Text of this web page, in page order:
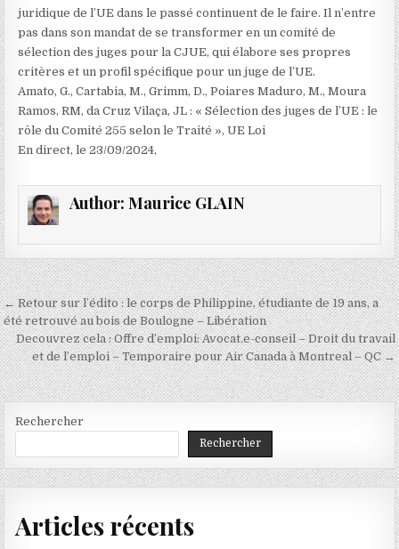
juridique de l’UE dans le passé continuent de le faire. Il n’entre
pas dans son mandat de se transformer en un comité de
sélection des juges pour la CJUE, qui élabore ses propres
critères et un profil spécifique pour un juge de l’UE.
Amato, G., Cartabia, M., Grimm, D., Poiares Maduro, M., Moura
Ramos, RM, da Cruz Vilaça, JL : « Sélection des juges de l’UE : le
rôle du Comité 255 selon le Traité », UE Loi
En direct, le 23/09/2024,
Author: Maurice GLAIN
Navigation
de
l’article
← Retour sur l’édito : le corps de Philippine, étudiante de 19 ans, a
été retrouvé au bois de Boulogne – Libération
Decouvrez cela : Offre d’emploi: Avocat.e-conseil – Droit du travail
et de l’emploi – Temporaire pour Air Canada à Montreal – QC →
Rechercher
Rechercher
Articles récents